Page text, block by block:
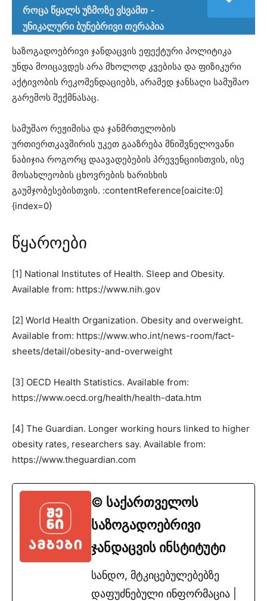
როცა წყალს უზმოზე ვსვამთ -
უნიკალური ბუნებრივი თერაპია
საზოგადოებრივი ჯანდაცვის ეფექტური პოლიტიკა
უნდა მოიცავდეს არა მხოლოდ კვებისა და ფიზიკური
აქტივობის რეკომენდაციებს, არამედ ჯანსაღი სამუშაო
გარემოს შექმნასაც.
სამუშაო რეჟიმისა და ჯანმრთელობის
ურთიერთკავშირის უკეთ გააზრება მნიშვნელოვანი
ნაბიჯია როგორც დაავადებების პრევენციისთვის, ისე
მოსახლეობის ცხოვრების ხარისხის
გაუმჯობესებისთვის. :contentReference[oaicite:0]
{index=0}
წყაროები
[1] National Institutes of Health. Sleep and Obesity.
Available from: https://www.nih.gov
[2] World Health Organization. Obesity and overweight.
Available from: https://www.who.int/news-room/fact-
sheets/detail/obesity-and-overweight
[3] OECD Health Statistics. Available from:
https://www.oecd.org/health/health-data.htm
[4] The Guardian. Longer working hours linked to higher
obesity rates, researchers say. Available from:
https://www.theguardian.com
© საქართველოს
საზოგადოებრივი
ჯანდაცვის ინსტიტუტი
სანდო, მტკიცებულებებზე
დაფუძნებული ინფორმაცია |